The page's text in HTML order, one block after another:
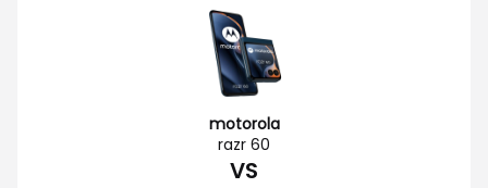
motorola
razr 60
VS